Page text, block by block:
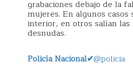
grabaciones debajo de la
mujeres. En algunos casos
interior, en otros salían las
desnudas.
Policía Nacional✔@policia